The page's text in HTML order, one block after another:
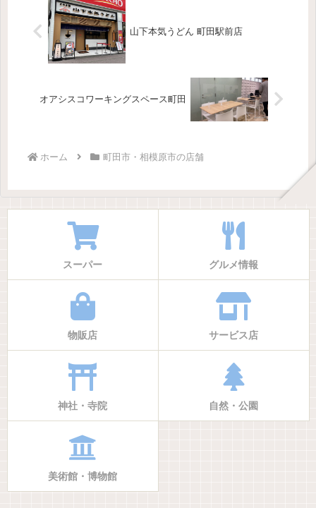
田駅から徒歩にある写真スタ
ジオ「StudioPLUS（スタ...
トウ ...
山下本気うどん 町田駅前店
オアシスコワーキングスペース町田
ホーム 町田市・相模原市の店舗
スーパー グルメ情報
物販店 サービス店
神社・寺院 自然・公園
美術館・博物館